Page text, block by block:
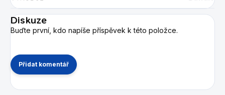
Diskuze
Buďte první, kdo napíše příspěvek k této položce.
Přidat komentář